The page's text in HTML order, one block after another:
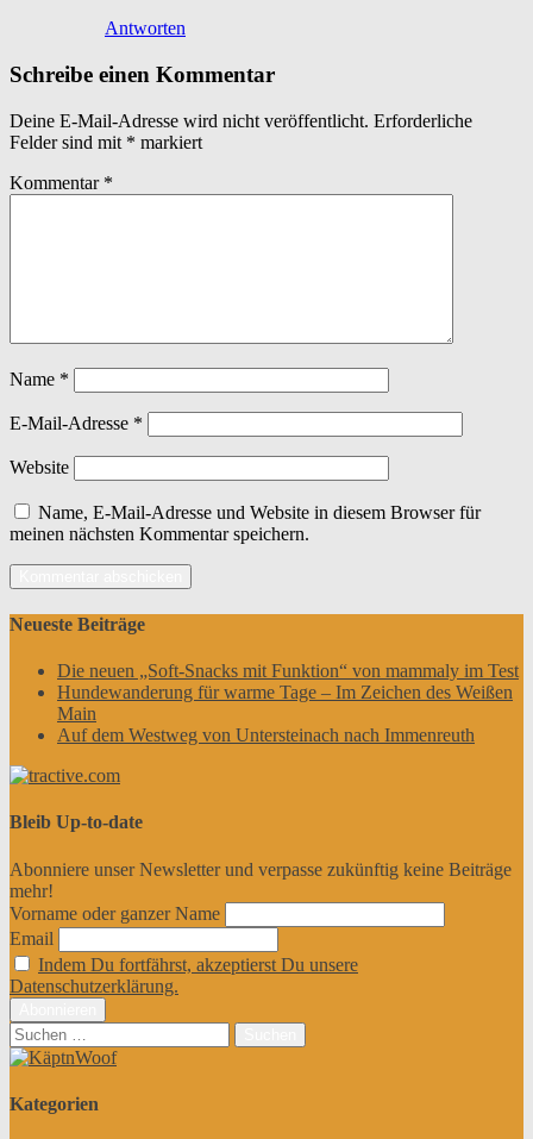
Antworten
Schreibe einen Kommentar
Deine E-Mail-Adresse wird nicht veröffentlicht. Erforderliche
Felder sind mit * markiert
Kommentar *
Name *
E-Mail-Adresse *
Website
Name, E-Mail-Adresse und Website in diesem Browser für
meinen nächsten Kommentar speichern.
Neueste Beiträge
Die neuen „Soft-Snacks mit Funktion“ von mammaly im Test
Hundewanderung für warme Tage – Im Zeichen des Weißen
Main
Auf dem Westweg von Untersteinach nach Immenreuth
Bleib Up-to-date
Abonniere unser Newsletter und verpasse zukünftig keine Beiträge
mehr!
Vorname oder ganzer Name
Email
Indem Du fortfährst, akzeptierst Du unsere
Datenschutzerklärung.
Suchen
nach:
Kategorien